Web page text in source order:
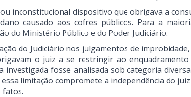
inconstitucional dispositivo que obrigava a
causado aos cofres públicos. Para a
do Ministério Público e do Poder Judiciário.
do Judiciário nos julgamentos de
o juiz a se restringir ao
investigada fosse analisada sob categoria
limitação compromete a independência do
fatos.